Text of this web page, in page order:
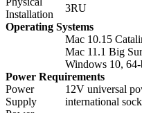
Installation
3RU
Operating Systems
Mac 10.15
Mac 11.1 Big
Windows 10,
Power Requirements
Power
Supply
12V universal
international